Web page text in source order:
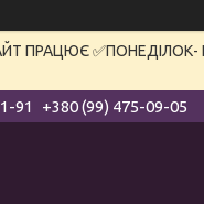
ПРАЦЮЄ ✅ПОНЕДІЛОК-
91 +380 (99) 475-09-05